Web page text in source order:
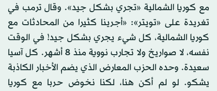
مع كوريا الشمالية «تجري بشكل جيد». وقال ترمب في
تغريدة على «تويتر»: «أجرينا كثيرا من المحادثات مع
كوريا الشمالية، كل شيء يجري بشكل جيد! في الوقت
نفسه، لا صواريخ ولا تجارب نووية منذ 8 أشهر. كل آسيا
سعيدة. وحده الحزب المعارض الذي يضم الأخبار الكاذبة
يشكو. لو لم أكن هنا، لكنا نخوض حربا مع كوريا